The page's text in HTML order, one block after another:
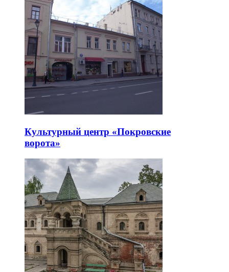
Культурный центр «Покровские
ворота»